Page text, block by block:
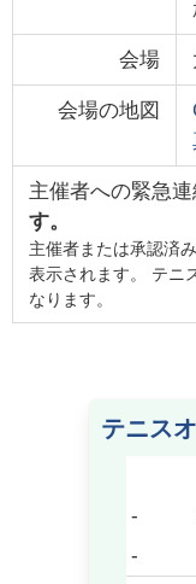
会場
会場の地図
主催者への緊急
す。
主催者または承認済
表示されます。 テニ
なります。
テニス
-
-